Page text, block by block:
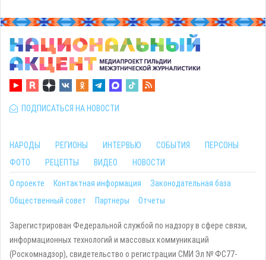
ПОДПИСАТЬСЯ НА НОВОСТИ
НАРОДЫ РЕГИОНЫ ИНТЕРВЬЮ СОБЫТИЯ
ПЕРСОНЫ
ФОТО
РЕЦЕПТЫ ВИДЕО НОВОСТИ
О проекте Контактная информация
Законодательная база
Общественный совет
Партнеры Отчеты
Зарегистрирован Федеральной службой по надзору в сфере связи,
информационных технологий и массовых коммуникаций
(Роскомнадзор), свидетельство о регистрации СМИ Эл № ФС77-